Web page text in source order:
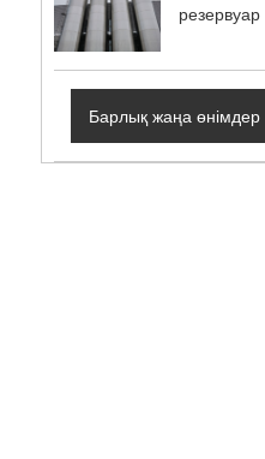
резервуар
Барлық жаңа өнімдер